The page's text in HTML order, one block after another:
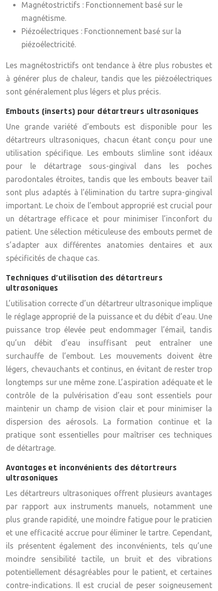
Magnétostrictifs : Fonctionnement basé sur le
magnétisme.
Piézoélectriques : Fonctionnement basé sur la
piézoélectricité.
Les magnétostrictifs ont tendance à être plus robustes et
à générer plus de chaleur, tandis que les piézoélectriques
sont généralement plus légers et plus précis.
Embouts (inserts) pour détartreurs ultrasoniques
Une grande variété d’embouts est disponible pour les
détartreurs ultrasoniques, chacun étant conçu pour une
utilisation spécifique. Les embouts slimline sont idéaux
pour le détartrage sous-gingival dans les poches
parodontales étroites, tandis que les embouts beaver tail
sont plus adaptés à l’élimination du tartre supra-gingival
important. Le choix de l’embout approprié est crucial pour
un détartrage efficace et pour minimiser l’inconfort du
patient. Une sélection méticuleuse des embouts permet de
s’adapter aux différentes anatomies dentaires et aux
spécificités de chaque cas.
Techniques d’utilisation des détartreurs
ultrasoniques
L’utilisation correcte d’un détartreur ultrasonique implique
le réglage approprié de la puissance et du débit d’eau. Une
puissance trop élevée peut endommager l’émail, tandis
qu’un débit d’eau insuffisant peut entraîner une
surchauffe de l’embout. Les mouvements doivent être
légers, chevauchants et continus, en évitant de rester trop
longtemps sur une même zone. L’aspiration adéquate et le
contrôle de la pulvérisation d’eau sont essentiels pour
maintenir un champ de vision clair et pour minimiser la
dispersion des aérosols. La formation continue et la
pratique sont essentielles pour maîtriser ces techniques
de détartrage.
Avantages et inconvénients des détartreurs
ultrasoniques
Les détartreurs ultrasoniques offrent plusieurs avantages
par rapport aux instruments manuels, notamment une
plus grande rapidité, une moindre fatigue pour le praticien
et une efficacité accrue pour éliminer le tartre. Cependant,
ils présentent également des inconvénients, tels qu’une
moindre sensibilité tactile, un bruit et des vibrations
potentiellement désagréables pour le patient, et certaines
contre-indications. Il est crucial de peser soigneusement